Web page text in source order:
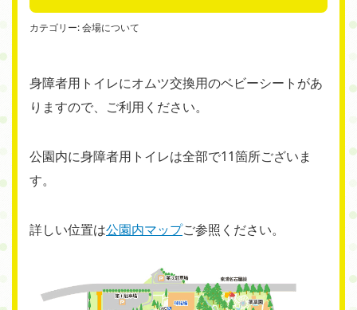
カテゴリー:会場について
身障者用トイレにオムツ交換用のベビーシートがあ
りますので、ご利用ください。
公園内に身障者用トイレは全部で11箇所ございま
す。
詳しい位置は公園内マップご参照ください。